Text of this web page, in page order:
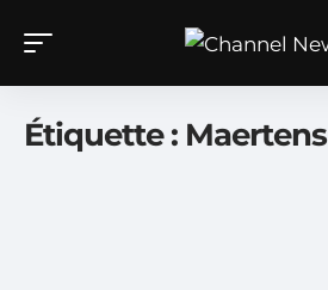
Étiquette : Maertens